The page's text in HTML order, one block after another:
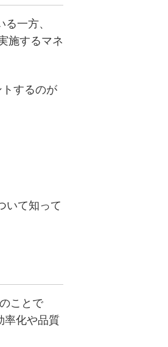
一方、
施するマネ
するのが
いて知って
ことで
率化や品質